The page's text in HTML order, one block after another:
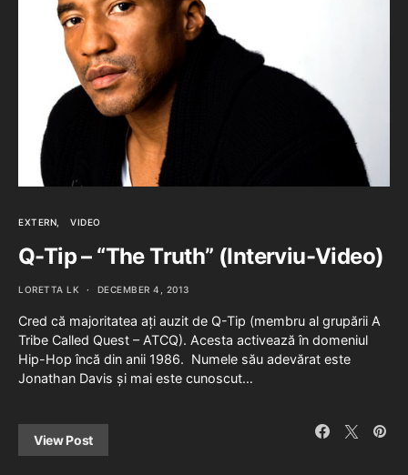
EXTERN VIDEO
Q-Tip – “The Truth” (Interviu-Video)
LORETTA LK DECEMBER 4, 2013
Cred că majoritatea ați auzit de Q-Tip (membru al grupării A
Tribe Called Quest – ATCQ). Acesta activează în domeniul
Hip-Hop încă din anii 1986. Numele său adevărat este
Jonathan Davis și mai este cunoscut…
View Post